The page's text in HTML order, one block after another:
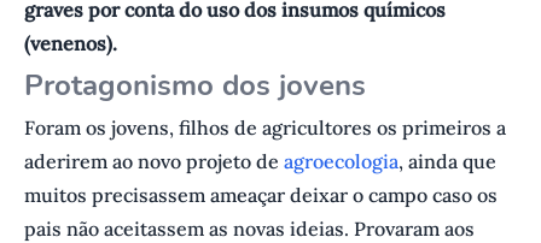
graves por conta do uso dos insumos químicos
(venenos).
Protagonismo dos jovens
Foram os jovens, filhos de agricultores os primeiros a
aderirem ao novo projeto de agroecologia, ainda que
muitos precisassem ameaçar deixar o campo caso os
pais não aceitassem as novas ideias. Provaram aos